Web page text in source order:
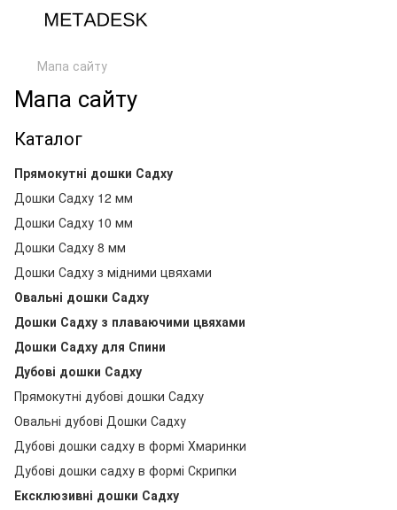
Мапа сайту
Мапа сайту
Каталог
Прямокутні дошки Садху
Дошки Садху 12 мм
Дошки Садху 10 мм
Дошки Садху 8 мм
Дошки Садху з мідними цвяхами
Овальні дошки Садху
Дошки Садху з плаваючими цвяхами
Дошки Садху для Спини
Дубові дошки Садху
Прямокутні дубові дошки Садху
Овальні дубові Дошки Садху
Дубові дошки садху в формі Хмаринки
Дубові дошки садху в формі Скрипки
Ексклюзивні дошки Садху